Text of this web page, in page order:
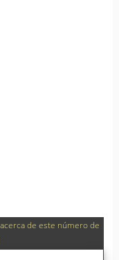
de este número de